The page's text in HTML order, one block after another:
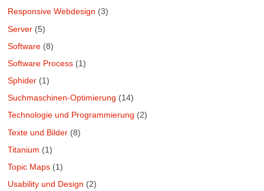
Responsive Webdesign (3)
Server (5)
Software (8)
Software Process (1)
Sphider (1)
Suchmaschinen-Optimierung (14)
Technologie und Programmierung (2)
Texte und Bilder (8)
Titanium (1)
Topic Maps (1)
Usability und Design (2)